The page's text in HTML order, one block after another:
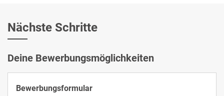
Nächste Schritte
Deine Bewerbungsmöglichkeiten
Bewerbungsformular